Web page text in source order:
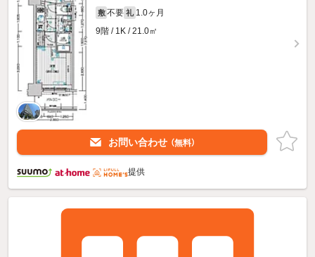
敷 不要 礼 1.0ヶ月
9階 / 1K / 21.0㎡
お問い合わせ （無料）
提供